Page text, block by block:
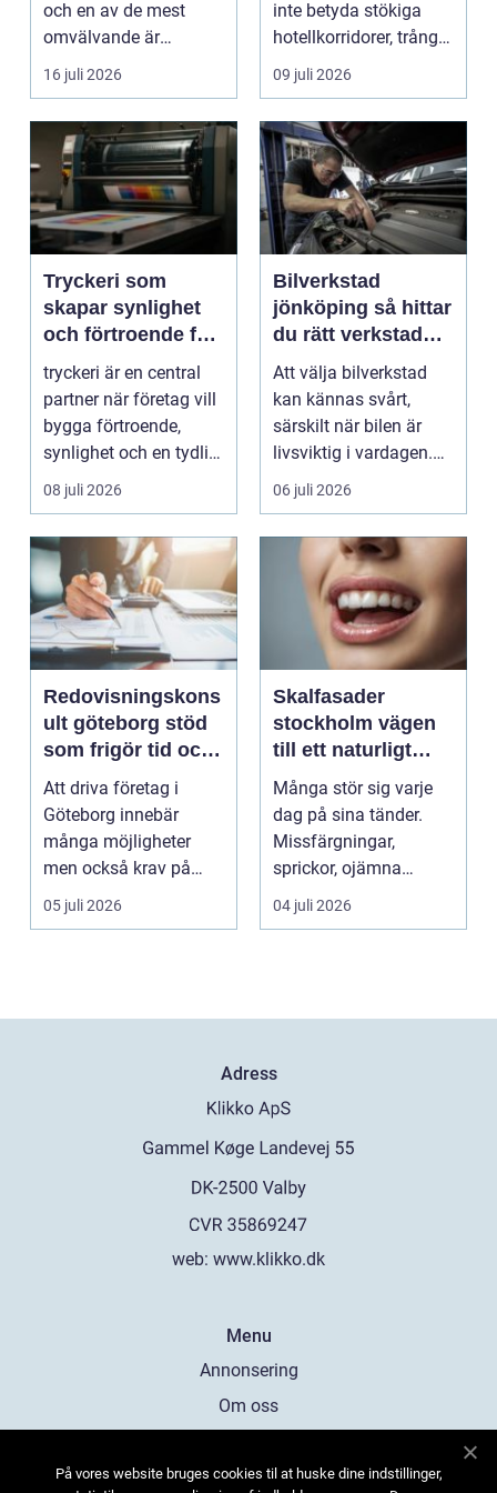
och en av de mest
omvälvande är
n&aum...
16 juli 2026
inte betyda stökiga
hotellkorridorer, trånga
mötesrum och brus
från c...
09 juli 2026
Tryckeri som
skapar synlighet
och förtroende för
ditt företag
tryckeri är en central
partner när företag vill
bygga förtroende,
synlighet och en tydlig
profil i a...
08 juli 2026
Bilverkstad
jönköping så hittar
du rätt verkstad
för din bil
Att välja bilverkstad
kan kännas svårt,
särskilt när bilen är
livsviktig i vardagen.
För många biläg...
06 juli 2026
Redovisningskons
ult göteborg stöd
som frigör tid och
skapar kontroll
Att driva företag i
Göteborg innebär
många möjligheter
men också krav på
ordning i ekonomin.
För må...
05 juli 2026
Skalfasader
stockholm vägen
till ett naturligt
vackert leende
Många stör sig varje
dag på sina tänder.
Missfärgningar,
sprickor, ojämna
kanter eller en sned
tandr...
04 juli 2026
Adress
web: www.klikko.dk
Menu
Annonsering
Om oss
Kontakta oss
På vores website bruges cookies til at huske dine indstillinger,